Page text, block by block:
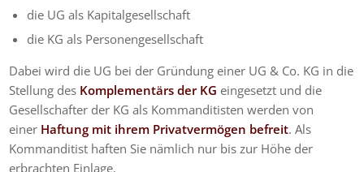
die UG als Kapitalgesellschaft
die KG als Personengesellschaft
Dabei wird die UG bei der Gründung einer UG & Co. KG in die
Stellung des Komplementärs der KG eingesetzt und die
Gesellschafter der KG als Kommanditisten werden von
einer Haftung mit ihrem Privatvermögen befreit. Als
Kommanditist haften Sie nämlich nur bis zur Höhe der
erbrachten Einlage.